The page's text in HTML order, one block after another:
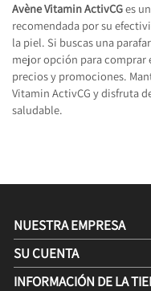
Avène Vitamin ActivCGes
recomendada por su
la piel. Si buscas una
mejor opción para comprar
precios y promociones.
Vitamin ActivCG y disfruta
saludable.
NUESTRA EMPRESA
SU CUENTA
INFORMACIÓN DE LA